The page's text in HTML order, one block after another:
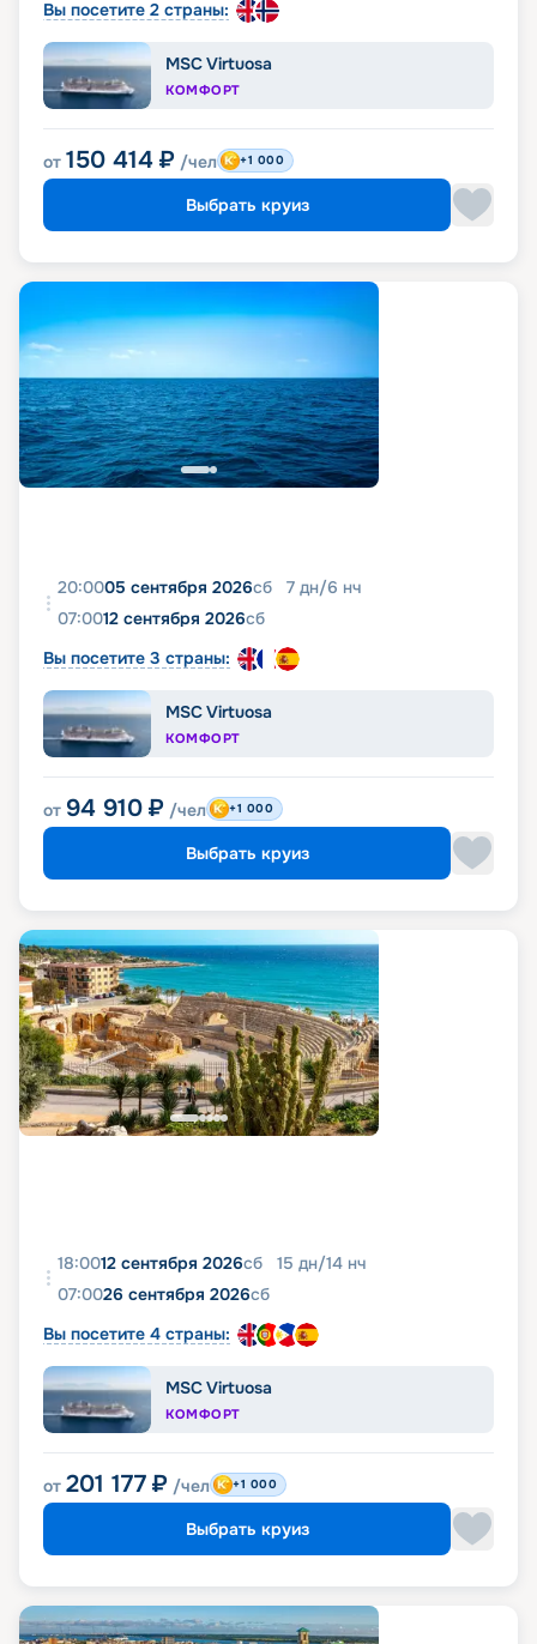
Вы посетите 2 страны:
MSC Virtuosa
КОМФОРТ
от 150 414 ₽ /чел +1 000
Выбрать круиз
20:0005 сентября 2026сб 7 дн/6 нч
07:0012 сентября 2026сб
Вы посетите 3 страны:
MSC Virtuosa
КОМФОРТ
от 94 910 ₽ /чел +1 000
Выбрать круиз
18:0012 сентября 2026сб 15 дн/14 нч
07:0026 сентября 2026сб
Вы посетите 4 страны:
MSC Virtuosa
КОМФОРТ
от 201 177 ₽ /чел +1 000
Выбрать круиз